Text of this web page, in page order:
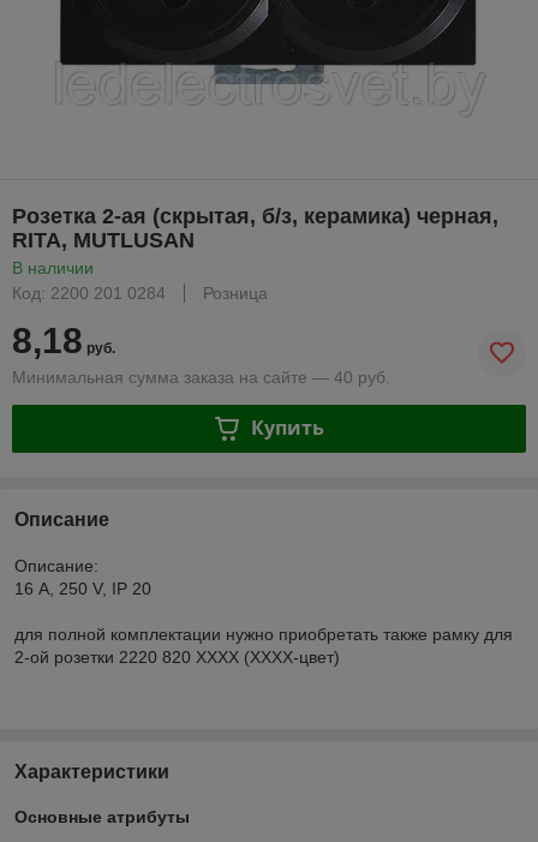
Розетка 2-ая (скрытая, б/з, керамика) черная,
RITA, MUTLUSAN
В наличии
Код: 2200 201 0284
Розница
8,18 руб.
Минимальная сумма заказа на сайте — 40 руб.
Купить
Описание
Описание:
16 A, 250 V, IP 20
для полной комплектации нужно приобретать также рамку для
2-ой розетки 2220 820 ХХХХ (ХХХХ-цвет)
Характеристики
Основные атрибуты